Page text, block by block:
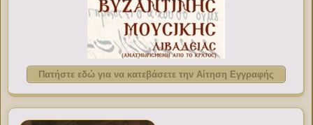
Πατήστε εδώ για να κατεβάσετε την Αίτηση Εγγραφής